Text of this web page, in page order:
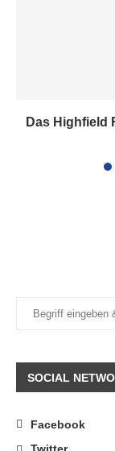
Das Highfield
SOCIAL
Facebook